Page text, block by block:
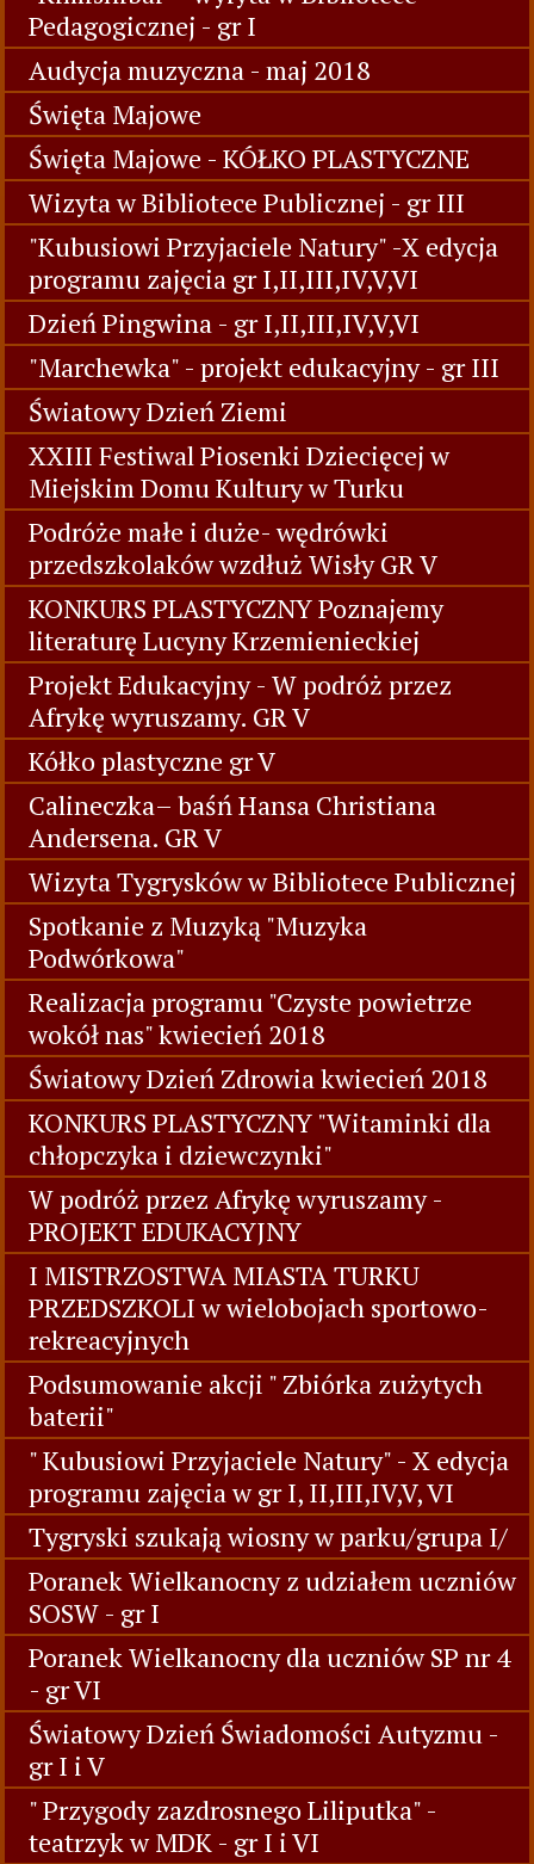
Pedagogicznej - gr I
Audycja muzyczna - maj 2018
Święta Majowe
Święta Majowe - KÓŁKO PLASTYCZNE
Wizyta w Bibliotece Publicznej - gr III
"Kubusiowi Przyjaciele Natury" -X edycja
programu zajęcia gr I,II,III,IV,V,VI
Dzień Pingwina - gr I,II,III,IV,V,VI
"Marchewka" - projekt edukacyjny - gr III
Światowy Dzień Ziemi
XXIII Festiwal Piosenki Dziecięcej w
Miejskim Domu Kultury w Turku
Podróże małe i duże- wędrówki
przedszkolaków wzdłuż Wisły GR V
KONKURS PLASTYCZNY Poznajemy
literaturę Lucyny Krzemienieckiej
Projekt Edukacyjny - W podróż przez
Afrykę wyruszamy. GR V
Kółko plastyczne gr V
Calineczka– baśń Hansa Christiana
Andersena. GR V
Wizyta Tygrysków w Bibliotece Publicznej
Spotkanie z Muzyką "Muzyka
Podwórkowa"
Realizacja programu "Czyste powietrze
wokół nas" kwiecień 2018
Światowy Dzień Zdrowia kwiecień 2018
KONKURS PLASTYCZNY "Witaminki dla
chłopczyka i dziewczynki"
W podróż przez Afrykę wyruszamy -
PROJEKT EDUKACYJNY
I MISTRZOSTWA MIASTA TURKU
PRZEDSZKOLI w wielobojach sportowo-
rekreacyjnych
Podsumowanie akcji " Zbiórka zużytych
baterii"
" Kubusiowi Przyjaciele Natury" - X edycja
programu zajęcia w gr I, II,III,IV,V, VI
Tygryski szukają wiosny w parku/grupa I/
Poranek Wielkanocny z udziałem uczniów
SOSW - gr I
Poranek Wielkanocny dla uczniów SP nr 4
- gr VI
Światowy Dzień Świadomości Autyzmu -
gr I i V
" Przygody zazdrosnego Liliputka" -
teatrzyk w MDK - gr I i VI